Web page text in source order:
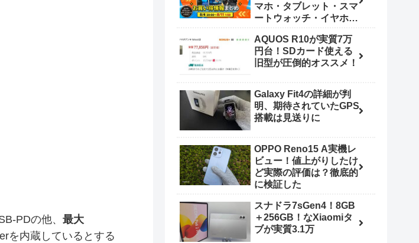
PDの他、 最大
を内蔵しているとする
マホ・タブレット・スマ
ートウォッチ・イヤホン
1:59）
AQUOS R10が実質7万
円台！SDカード使える
旧型が圧倒的オススメ！
Galaxy Fit4の詳細が判
明、期待されていたGPS
搭載は見送りに
OPPO Reno15 A実機レ
ビュー！値上がりしたけ
ど実際の評価は？徹底的
に検証した
スナドラ7sGen4！8GB
＋256GB！なXiaomiタ
ブが実質3.1万